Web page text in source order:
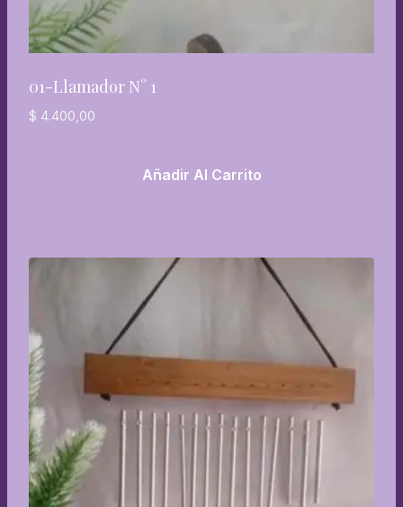
01-Llamador N° 1
$ 4.400,00
Añadir Al Carrito